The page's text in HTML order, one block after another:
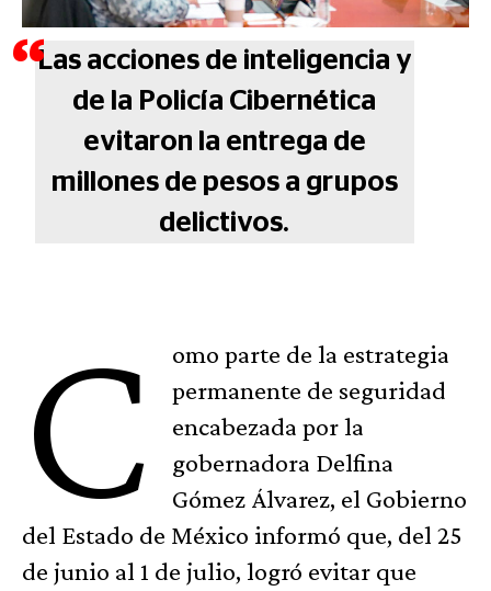
Las acciones de inteligencia y
de la Policía Cibernética
evitaron la entrega de
millones de pesos a grupos
delictivos.
C
omo parte de la estrategia
permanente de seguridad
encabezada por la
gobernadora Delfina
Gómez Álvarez, el Gobierno
del Estado de México informó que, del 25
de junio al 1 de julio, logró evitar que